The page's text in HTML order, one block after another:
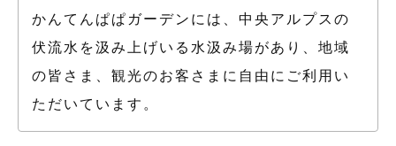
かんてんぱぱガーデンには、中央アルプスの
伏流水を汲み上げいる水汲み場があり、地域
の皆さま、観光のお客さまに自由にご利用い
ただいています。